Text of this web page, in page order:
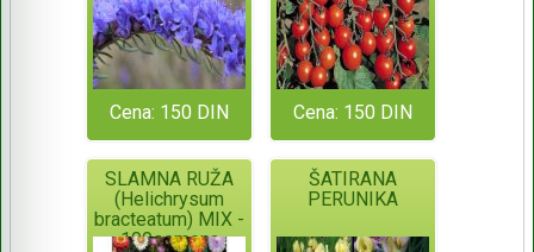
Cena: 150 DIN Cena: 150 DIN
SLAMNA RUŽA
(Helichrysum
bracteatum) MIX -
100semena
ŠATIRANA
PERUNIKA